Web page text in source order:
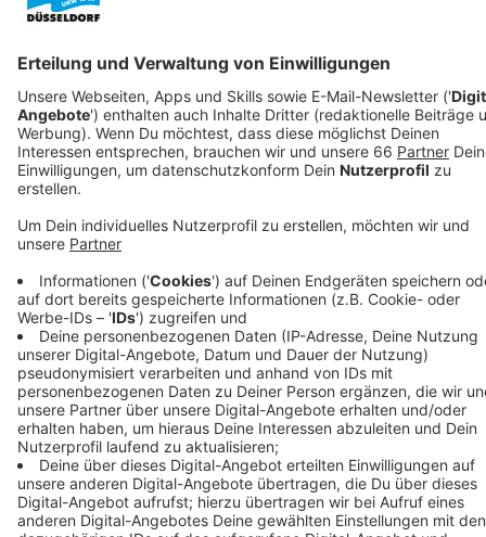
Wer dann einen Termin zum Beispiel im Bürgerbüro
oder Straßenverkehrsamt braucht, sollte diesen auf
jeden Fall im Vorfeld online vereinbaren. In den ersten
Tagen des neuen Jahres rechnet die Stadt in ihren
Schon heute (27. Dezember 2019) erwartet die Stadt
erfahrungsgemäß einen Ansturm auf die
Stadtbüchereien. Sie haben jetzt nach Weihnachten
wieder geöffnet. Auch die meisten Museen und
Sportanlagen sind jetzt nach Weihnachten wieder
geöffnet.
Link zur Stadt: Ämter zu, Museen, Büchereien,
Sportplätze geöffnet:
https://www.duesseldorf.de/medienportal/pressedienst-
einzelansicht/pld/stadtverwaltung-an-drei-tagen-bis-
neujahr-geschlossen.html